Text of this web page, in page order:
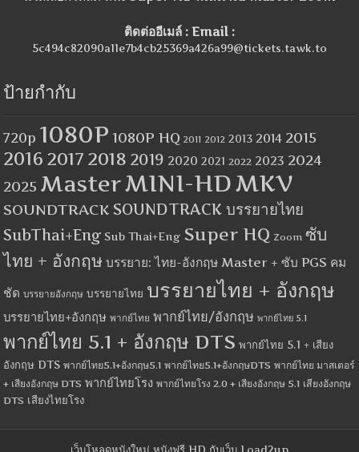
ติดต่ออีเมล์ : Email :
5c494c82090a11e7b4cb25369a426a99@tickets.tawk.to
ป้ายกำกับ
720p 1080P 1080P HQ 2011 2012 2013 2014 2015
2016 2017 2018 2019 2020 2021 2022 2023 2024
2025 MasterMINI-HDMKV
SOUNDTRACK SOUNDTRACK บรรยายไทย
SubThai+Eng Sub Thai+Eng Super HQ Zoom ซับ
ไทย + อังกฤษ บรรยาย: ไทย-อังกฤษ Master + ซับ PGS คม
ชัด บรรยายอังกฤษ บรรยายไทย บรรยายไทย + อังกฤษ
บรรยายไทย+อังกฤษ พากย์ไทย พากย์ไทย/อังกฤษ พากย์ไทย 5.1
พากย์ไทย 5.1 + อังกฤษ DTS พากย์ไทย 5.1 + เสียง
อังกฤษ DTS พากย์ไทย5.1+อังกฤษ5.1 พากย์ไทย5.1+อังกฤษDTS พากย์ไทย มาสเตอร์
+ เสียงอังกฤษ DTS พากย์ไทยโรง พากย์ไทยโรง 2.0 + เสียงอังกฤษ 5.1 เสียงอังกฤษ
DTS เสียงไทยโรง